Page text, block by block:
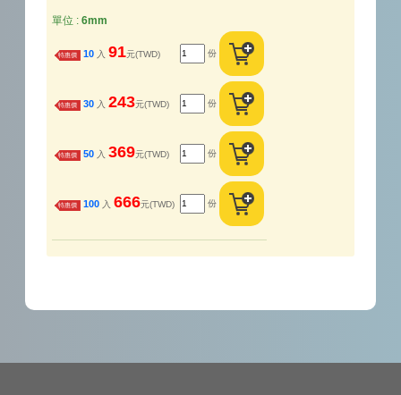
單位 : 6mm
特惠價 10 入 91元(TWD) 份
特惠價 30 入 243元(TWD) 份
特惠價 50 入 369元(TWD) 份
特惠價 100 入 666元(TWD) 份